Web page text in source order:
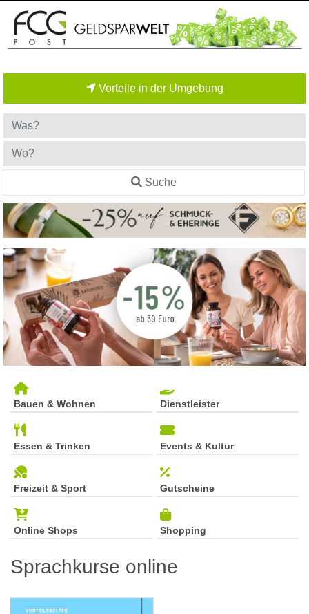
Vorteile in der Umgebung
Suche
Bauen & Wohnen Dienstleister
Essen & Trinken Events & Kultur
Freizeit & Sport Gutscheine
Online Shops Shopping
Sprachkurse online